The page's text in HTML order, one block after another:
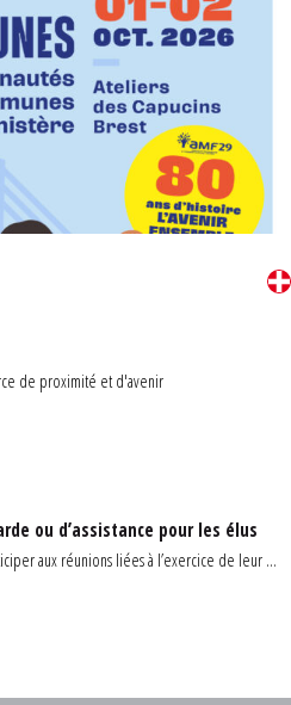
de proximité et d'avenir
ou d’assistance pour les élus
aux réunions liées à l’exercice de leur ...